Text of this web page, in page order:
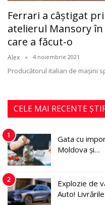
Ferrari a câştigat
atelierul Mansory
care a făcut-o
Alex 4 noiembrie 2021
Producătorul italian de mașini
CELE MAI RECENTE
1
Gata cu
Moldova și…
2
Explozie de
Auto!